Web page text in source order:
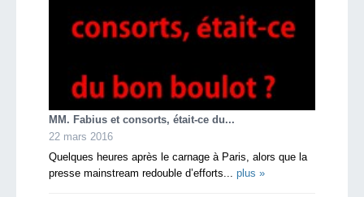
MM. Fabius et consorts, était-ce du...
22 mars 2016
Quelques heures après le carnage à Paris, alors que la
presse mainstream redouble d’efforts... plus »